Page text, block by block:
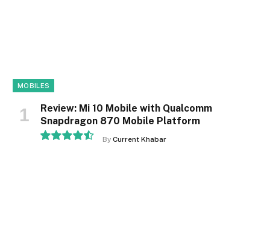
MOBILES
Review: Mi 10 Mobile with Qualcomm
Snapdragon 870 Mobile Platform
By Current Khabar